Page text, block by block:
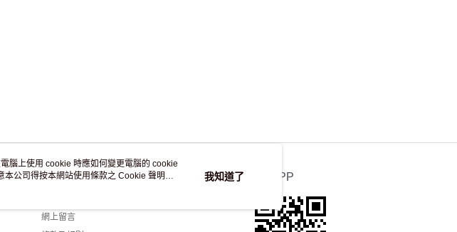
客戶服務
網上留言
官方APP
腦上使用 cookie 時應如何變更電腦的 cookie
本公司得按本網站使用條款之 Cookie 聲明使
我知道了